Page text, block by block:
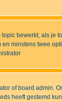
bewerkt, als je
minstens twee
of board
heeft gestemd